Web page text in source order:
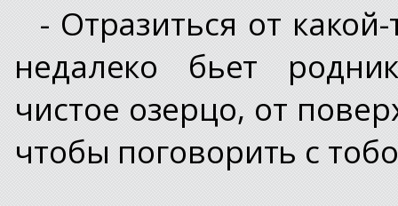
- Отразиться от
недалеко бьет
чистое озерцо, от
чтобы поговорить с